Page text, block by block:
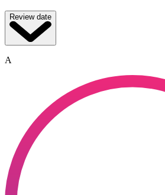
Review date
A